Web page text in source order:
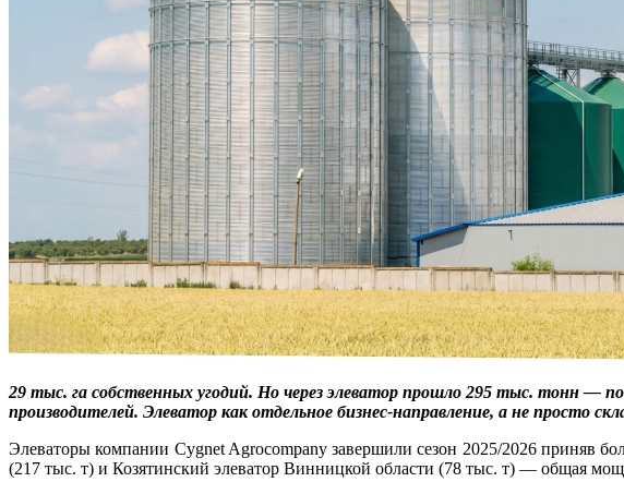
29 тыс. га собственных угодий. Но через элеватор прошло 295 тыс. тонн —
производителей. Элеватор как отдельное бизнес-направление, а не просто
Элеваторы компании Cygnet Agrocompany завершили сезон 2025/2026 приняв
(217 тыс. т) и Козятинский элеватор Винницкой области (78 тыс. т) — общая